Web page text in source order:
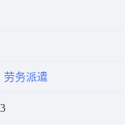
劳务派遣